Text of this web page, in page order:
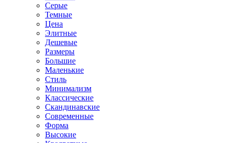
Серые
Темные
Цена
Элитные
Дешевые
Размеры
Большие
Маленькие
Стиль
Минимализм
Классические
Скандинавские
Современные
Форма
Высокие